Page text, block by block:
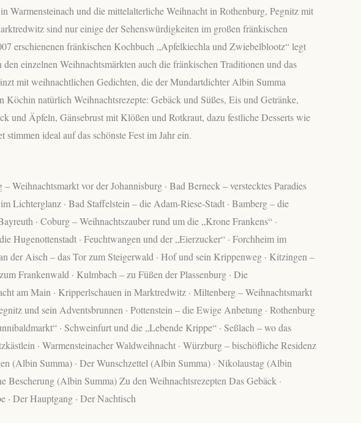
Warmensteinach und die mittelalterliche Weihnacht in Rothenburg, Pegnitz mit
sind nur einige der Sehenswürdigkeiten im großen fränkischen
erschienenen fränkischen Kochbuch „Apfelkiechla und Zwiebelblootz“ legt
einzelnen Weihnachtsmärkten auch die fränkischen Traditionen und das
mit weihnachtlichen Gedichten, die der Mundartdichter Albin Summa
Köchin natürlich Weihnachtsrezepte: Gebäck und Süßes, Eis und Getränke,
und Äpfeln, Gänsebrust mit Klößen und Rotkraut, dazu festliche Desserts wie
ideal auf das schönste Fest im Jahr ein.
Weihnachtsmarkt vor der Johannisburg · Bad Berneck – verstecktes Paradies
Lichterglanz · Bad Staffelstein – die Adam-Riese-Stadt · Bamberg – die
· Coburg – Weihnachtszauber rund um die „Krone Frankens“ ·
Hugenottenstadt · Feuchtwangen und der „Eierzucker“ · Forchheim im
der Aisch – das Tor zum Steigerwald · Hof und sein Krippenweg · Kitzingen –
Frankenwald · Kulmbach – zu Füßen der Plassenburg · Die
am Main · Kripperlschauen in Marktredwitz · Miltenberg – Weihnachtsmarkt
und sein Adventsbrunnen · Pottenstein – die Ewige Anbetung · Rothenburg
· Schweinfurt und die „Lebende Krippe“ · Seßlach – wo das
· Warmensteinacher Waldweihnacht · Würzburg – bischöfliche Residenz
(Albin Summa) · Der Wunschzettel (Albin Summa) · Nikolaustag (Albin
Bescherung (Albin Summa) Zu den Weihnachtsrezepten Das Gebäck ·
· Der Hauptgang · Der Nachtisch